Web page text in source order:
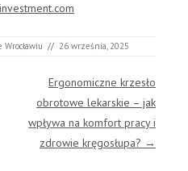
Wrocławiu // 26 września, 2025
Ergonomiczne krzesło
obrotowe lekarskie – jak
wpływa na komfort pracy i
zdrowie kręgosłupa? →